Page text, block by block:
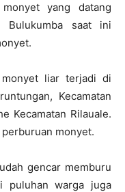
yang datang
Bulukumba saat ini
monyet liar terjadi di
Kecamatan
Kecamatan Rilauale.
monyet.
gencar memburu
puluhan warga juga